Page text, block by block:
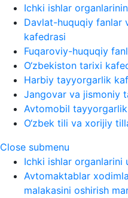
Ichki ishlar
Davlat-huquqiy fanlar
kafedrasi
Fuqaroviy-huquqiy
O‘zbekiston tarixi
Harbiy tayyorgarlik
Jangovar va jismoniy
Avtomobil
O‘zbek tili va xorijiy
Close submenu
Ichki ishlar organlarini
Avtomaktablar
malakasini oshirish